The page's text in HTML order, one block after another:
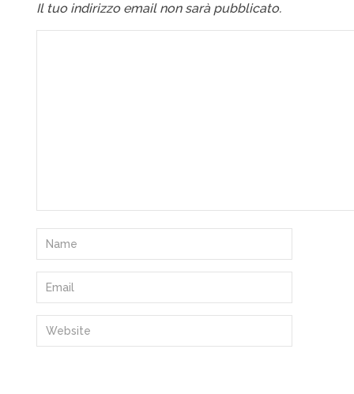
Il tuo indirizzo email non sarà pubblicato.